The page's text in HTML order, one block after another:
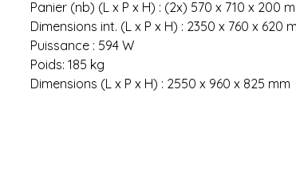
Panier (nb) (L x P x H) : (2x) 570 x 710 x 200
Dimensions int. (L x P x H) : 2350 x 760 x 620
Puissance : 594 W
Poids: 185 kg
Dimensions (L x P x H) : 2550 x 960 x 825 mm